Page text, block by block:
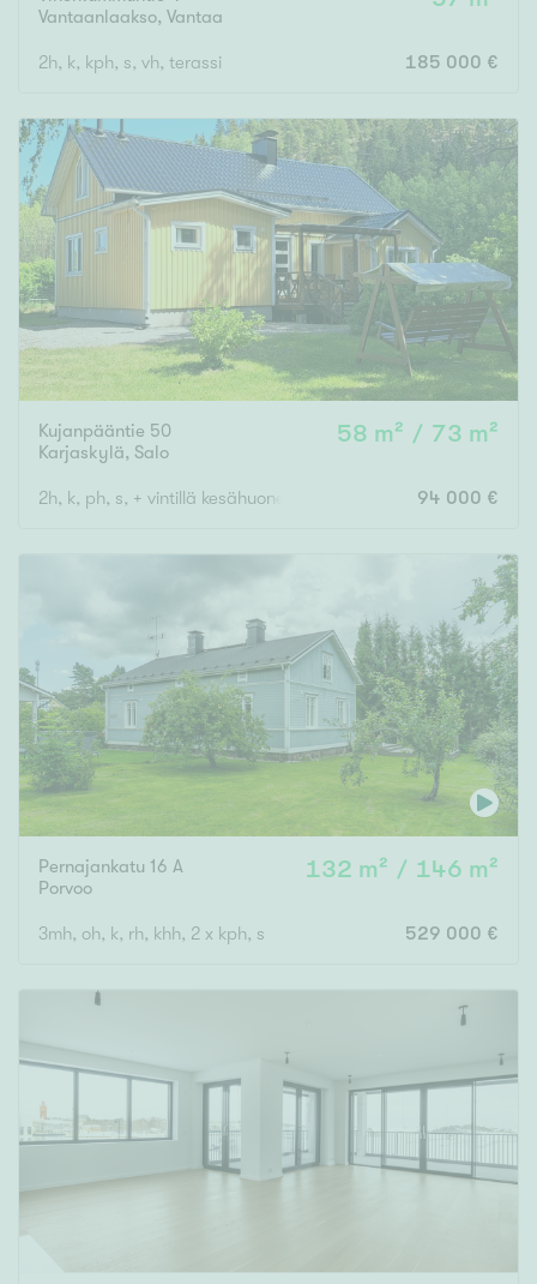
Vantaanlaakso, Vantaa
2h, k, kph, s, vh, terassi 185 000 €
Kujanpääntie 50
Karjaskylä, Salo
58 m² / 73 m²
2h, k, ph, s, + vintillä kesähuone + 23 m2:n huone94 000 €
Pernajankatu 16 A
Porvoo
132 m² / 146 m²
3mh, oh, k, rh, khh, 2 x kph, s 529 000 €